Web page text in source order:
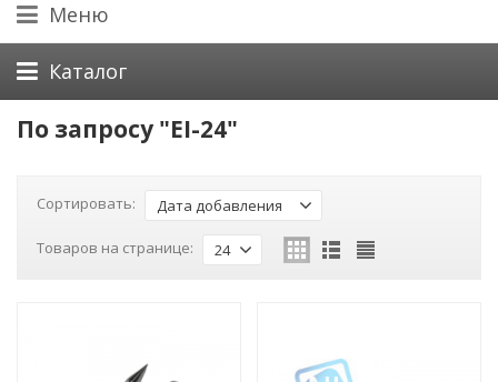
Меню
Каталог
По запросу "EI-24"
Сортировать: Дата добавления
Товаров на странице: 24